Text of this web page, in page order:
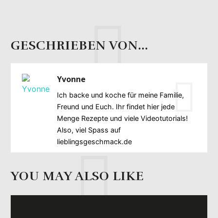
GESCHRIEBEN VON...
Yvonne
Ich backe und koche für meine Familie,
Freund und Euch. Ihr findet hier jede
Menge Rezepte und viele Videotutorials!
Also, viel Spass auf
lieblingsgeschmack.de
YOU MAY ALSO LIKE